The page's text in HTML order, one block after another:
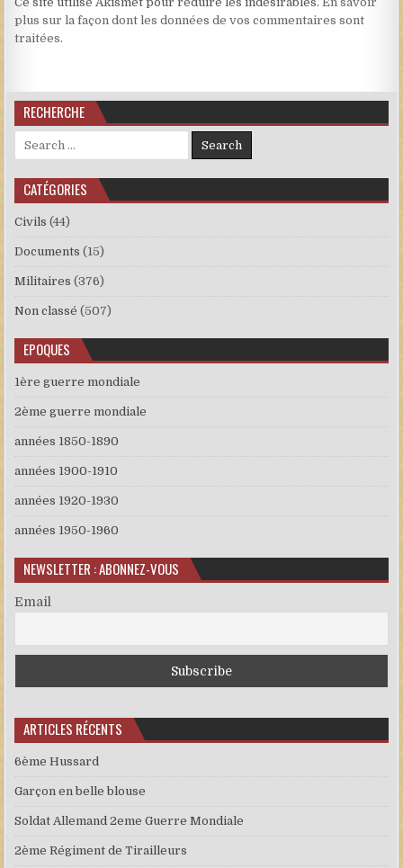
plus sur la façon dont les données de vos commentaires sont
traitées.
RECHERCHE
Search for:
CATÉGORIES
Civils (44)
Documents (15)
Militaires (376)
Non classé (507)
EPOQUES
1ère guerre mondiale
2ème guerre mondiale
années 1850-1890
années 1900-1910
années 1920-1930
années 1950-1960
NEWSLETTER : ABONNEZ-VOUS
Email
ARTICLES RÉCENTS
6ème Hussard
Garçon en belle blouse
Soldat Allemand 2eme Guerre Mondiale
2ème Régiment de Tirailleurs